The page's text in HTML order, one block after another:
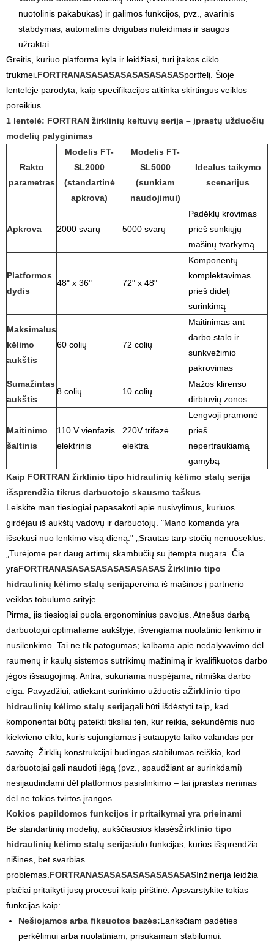
nuotolinis pakabukas) ir galimos funkcijos, pvz., avarinis
stabdymas, automatinis dvigubas nuleidimas ir saugos
užraktai.
Greitis, kuriuo platforma kyla ir leidžiasi, turi įtakos ciklo
trukmei.FORTRANASASASASASASASASASportfelį. Šioje
lentelėje parodyta, kaip specifikacijos atitinka skirtingus veiklos
poreikius.
1 lentelė: FORTRAN žirklinių keltuvų serija – įprastų užduočių
modelių palyginimas
Rakto
parametras
Modelis FT-
SL2000
(standartinė
apkrova)
Modelis FT-
SL5000
(sunkiam
naudojimui)
Idealus taikymo
scenarijus
Apkrova 2000 svarų 5000 svarų
Padėklų krovimas
prieš sunkiųjų
mašinų tvarkymą
Platformos
dydis
48" x 36" 72" x 48"
Komponentų
komplektavimas
prieš didelį
surinkimą
Maksimalus
kėlimo
aukštis
60 colių 72 colių
Maitinimas ant
darbo stalo ir
sunkvežimio
pakrovimas
Sumažintas
aukštis
8 colių 10 colių
Mažos klirenso
dirbtuvių zonos
Maitinimo
šaltinis
110 V vienfazis
elektrinis
220V trifazė
elektra
Lengvoji pramonė
prieš
nepertraukiamą
gamybą
Kaip FORTRAN žirklinio tipo hidraulinių kėlimo stalų serija
išsprendžia tikrus darbuotojo skausmo taškus
Leiskite man tiesiogiai papasakoti apie nusivylimus, kuriuos
girdėjau iš aukštų vadovų ir darbuotojų. "Mano komanda yra
išsekusi nuo lenkimo visą dieną." „Srautas tarp stočių nenuoseklus.
„Turėjome per daug artimų skambučių su įtempta nugara. Čia
yraFORTRANASASASASASASASASAS Žirklinio tipo
hidraulinių kėlimo stalų serijapereina iš mašinos į partnerio
veiklos tobulumo srityje.
Pirma, jis tiesiogiai puola ergonominius pavojus. Atnešus darbą
darbuotojui optimaliame aukštyje, išvengiama nuolatinio lenkimo ir
nusilenkimo. Tai ne tik patogumas; kalbama apie nedalyvavimo dėl
raumenų ir kaulų sistemos sutrikimų mažinimą ir kvalifikuotos darbo
jėgos išsaugojimą. Antra, sukuriama nuspėjama, ritmiška darbo
eiga. Pavyzdžiui, atliekant surinkimo užduotis aŽirklinio tipo
hidraulinių kėlimo stalų serijagali būti išdėstyti taip, kad
komponentai būtų pateikti tiksliai ten, kur reikia, sekundėmis nuo
kiekvieno ciklo, kuris sujungiamas į sutaupyto laiko valandas per
savaitę. Žirklių konstrukcijai būdingas stabilumas reiškia, kad
darbuotojai gali naudoti jėgą (pvz., spaudžiant ar surinkdami)
nesijaudindami dėl platformos pasislinkimo – tai įprastas nerimas
dėl ne tokios tvirtos įrangos.
Kokios papildomos funkcijos ir pritaikymai yra prieinami
Be standartinių modelių, aukščiausios klasėsŽirklinio tipo
hidraulinių kėlimo stalų serijasiūlo funkcijas, kurios išsprendžia
nišines, bet svarbias
problemas.FORTRANASASASASASASASASASInžinerija leidžia
plačiai pritaikyti jūsų procesui kaip pirštinė. Apsvarstykite tokias
funkcijas kaip:
Nešiojamos arba fiksuotos bazės:Lanksčiam padėties
perkėlimui arba nuolatiniam, prisukamam stabilumui.